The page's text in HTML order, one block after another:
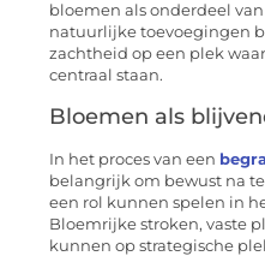
bloemen als onderdeel
natuurlijke toevoegingen
zachtheid op een plek
centraal staan.
Bloemen als
In het proces van een
belangrijk om bewust na
een rol kunnen spelen in
Bloemrijke stroken, vaste
kunnen op strategische